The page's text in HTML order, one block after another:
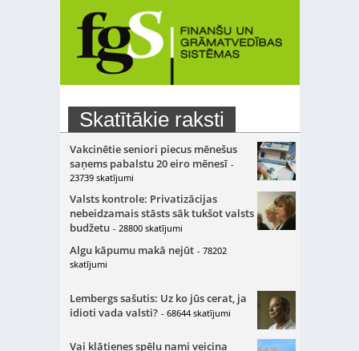
Skatītākie raksti
Vakcinētie seniori piecus mēnešus
saņems pabalstu 20 eiro mēnesī -
23739 skatījumi
Valsts kontrole: Privatizācijas
nebeidzamais stāsts sāk tukšot valsts
budžetu - 28800 skatījumi
Algu kāpumu makā nejūt - 78202
skatījumi
Lembergs sašutis: Uz ko jūs cerat, ja
idioti vada valsti? - 68644 skatījumi
Vai klātienes spēļu nami veicina